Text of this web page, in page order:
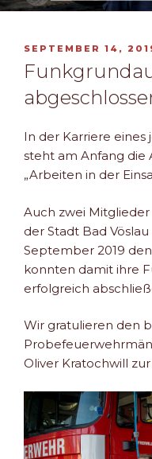
VERÖFFENTLICHT
AM
SEPTEMBER 14,
In der Karriere
steht am Anfang die
„Arbeiten in der
Auch zwei
der Stadt Bad
September 2019
konnten damit ihre
erfolgreich
Wir gratulieren den
Oliver Kratochwill